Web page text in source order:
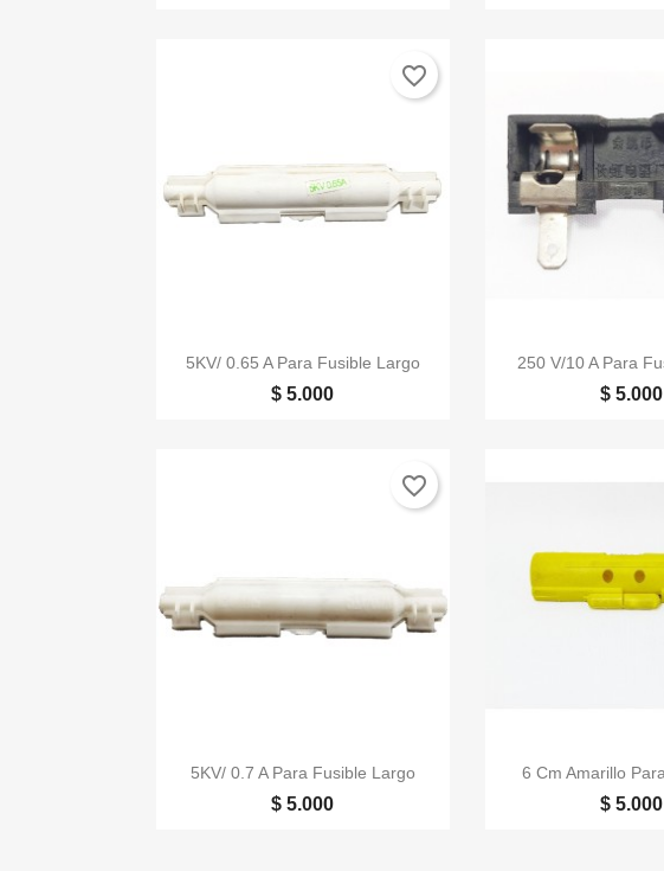
Vista rápida
5KV/ 0.65 A Para Fusible Largo
$ 5.000
favorite_border
Vista
250 V/10 A Para
$ 5.000
Vista rápida
5KV/ 0.7 A Para Fusible Largo
$ 5.000
favorite_border
Vista
6 Cm Amarillo
$ 5.000